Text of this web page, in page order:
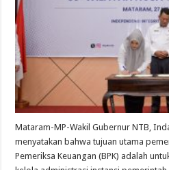
Mataram-MP-Wakil Gubernur NTB,
menyatakan bahwa tujuan utama
Pemeriksa Keuangan (BPK) adalah